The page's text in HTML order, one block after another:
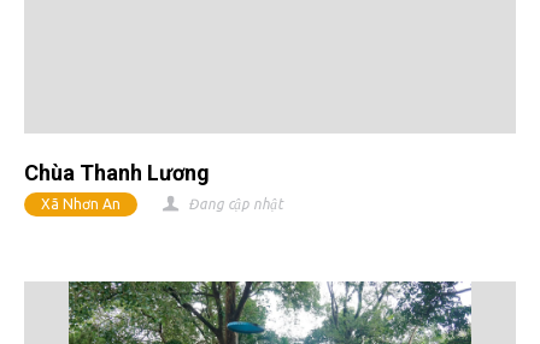
Chùa Thanh Lương
Xã Nhơn An Đang cập nhật